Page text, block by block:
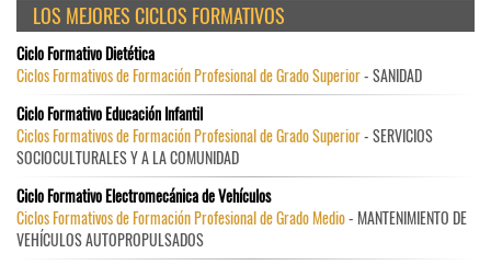
LOS MEJORES CICLOS FORMATIVOS
Ciclo Formativo Dietética
Ciclos Formativos de Formación Profesional de Grado Superior- SANIDAD
Ciclo Formativo Educación Infantil
Ciclos Formativos de Formación Profesional de Grado Superior- SERVICIOS
SOCIOCULTURALES Y A LA COMUNIDAD
Ciclo Formativo Electromecánica de Vehículos
Ciclos Formativos de Formación Profesional de Grado Medio- MANTENIMIENTO DE
VEHÍCULOS AUTOPROPULSADOS